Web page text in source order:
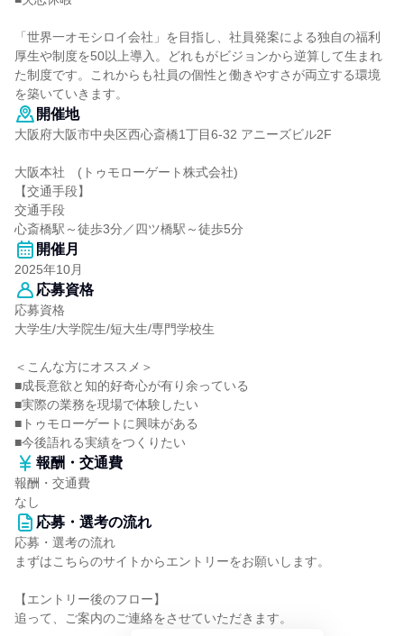
「世界一オモシロイ会社」を目指し、社員発案による独自の福利
厚生や制度を50以上導入。どれもがビジョンから逆算して生まれ
た制度です。これからも社員の個性と働きやすさが両立する環境
を築いていきます。
開催地
大阪府大阪市中央区西心斎橋1丁目6-32 アニーズビル2F
大阪本社 (トゥモローゲート株式会社)
【交通手段】
交通手段
心斎橋駅～徒歩3分／四ツ橋駅～徒歩5分
開催月
2025年10月
応募資格
応募資格
大学生/大学院生/短大生/専門学校生
＜こんな方にオススメ＞
■成長意欲と知的好奇心が有り余っている
■実際の業務を現場で体験したい
■トゥモローゲートに興味がある
■今後語れる実績をつくりたい
報酬・交通費
報酬・交通費
なし
応募・選考の流れ
応募・選考の流れ
まずはこちらのサイトからエントリーをお願いします。
【エントリー後のフロー】
追って、ご案内のご連絡をさせていただきます。